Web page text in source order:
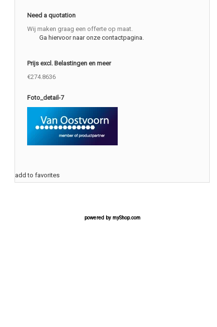
Need a quotation
Wij maken graag een offerte op maat.
Ga hiervoor naar onze contactpagina.
Prijs excl. Belastingen en meer
€274.8636
Foto_detail-7
add to favorites
powered by myShop.com